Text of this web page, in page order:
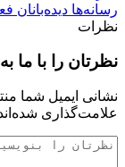
رسانه‌ها
نظرات
نظرتان را با ما
نشانی ایمیل شما
علامت‌گذاری